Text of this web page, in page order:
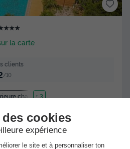
la carte
clients
/10
chauffée
+ 3
- Mobil-home | Classic | 2 Ch. | 4